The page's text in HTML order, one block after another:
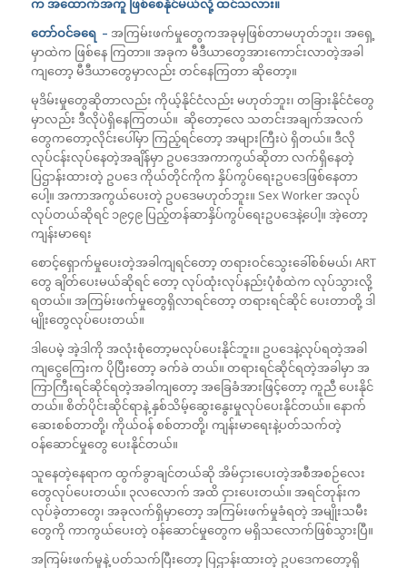
က အထောက်အကူ ဖြစ်စေနိုင်မယ်လို့ ထင်သလား။
တော်ဝင်ခရေ – အကြမ်းဖက်မှုတွေကအခုမှဖြစ်တာမဟုတ်ဘူး၊ အရှေ့
မှာထဲက ဖြစ်နေ ကြတာ။ အခုက မီဒီယာတွေအားကောင်းလာတဲ့အခါ
ကျတော့ မီဒီယာတွေမှာလည်း တင်နေကြတာ ဆိုတော့။
မုဒိမ်းမှုတွေဆိုတာလည်း ကိုယ့်နိုင်ငံလည်း မဟုတ်ဘူး၊ တခြားနိုင်ငံတွေ
မှာလည်း ဒီလိုပဲရှိနေကြတယ်။ ဆိုတော့လေ သတင်းအချက်အလက်
တွေကတော့လိုင်းပေါ်မှာ ကြည့်ရင်တော့ အများကြီးပဲ ရှိတယ်။ ဒီလို
လုပ်ငန်းလုပ်နေတဲ့အချိန်မှာ ဥပဒေအကာကွယ်ဆိုတာ လက်ရှိနေတဲ့
ပြဌာန်းထားတဲ့ ဥပဒေ ကိုယ်တိုင်ကိုက နှိပ်ကွပ်ရေးဥပဒေဖြစ်နေတာ
ပေါ့။ အကာအကွယ်ပေးတဲ့ ဥပဒေမဟုတ်ဘူး။ Sex Worker အလုပ်
လုပ်တယ်ဆိုရင် ၁၉၄၉ ပြည့်တန်ဆာနှိပ်ကွပ်ရေးဥပဒေနဲ့ပေါ့။ အဲ့တော့
ကျန်းမာရေး
စောင့်ရှောက်မှုပေးတဲ့အခါကျရင်တော့ တရားဝင်သွေးခေါ်စစ်မယ်၊ ART
တွေ ချိတ်ပေးမယ်ဆိုရင် တော့ လုပ်ထုံးလုပ်နည်းပုံစံထဲက လုပ်သွားလို့
ရတယ်။ အကြမ်းဖက်မှုတွေရှိလာရင်တော့ တရားရင်ဆိုင် ပေးတာတို့ ဒါ
မျိုးတွေလုပ်ပေးတယ်။
ဒါပေမဲ့ အဲ့ဒါကို အလုံးစုံတော့မလုပ်ပေးနိုင်ဘူး။ ဥပဒေနဲ့လုပ်ရတဲ့အခါ
ကျငွေကြေးက ပိုပြီးတော့ ခက်ခဲ တယ်။ တရားရင်ဆိုင်ရတဲ့အခါမှာ အ
ကြာကြီးရင်ဆိုင်ရတဲ့အခါကျတော့ အခြေခံအားဖြင့်တော့ ကူညီ ပေးနိုင်
တယ်။ စိတ်ပိုင်းဆိုင်ရာနဲ့ နှစ်သိမ့်ဆွေးနွေးမှုလုပ်ပေးနိုင်တယ်။ နောက်
ဆေးစစ်တာတို့၊ ကိုယ်ဝန် စစ်တာတို့၊ ကျန်းမာရေးနဲ့ပတ်သက်တဲ့
ဝန်ဆောင်မှုတွေ ပေးနိုင်တယ်။
သူနေတဲ့နေရာက ထွက်ခွာချင်တယ်ဆို အိမ်ငှားပေးတဲ့အစီအစဉ်လေး
တွေလုပ်ပေးတယ်။ ၃လလောက် အထိ ငှားပေးတယ်။ အရင်တုန်းက
လုပ်ခဲ့တာတွေ၊ အခုလက်ရှိမှာတော့ အကြမ်းဖက်မှုခံရတဲ့ အမျိုးသမီး
တွေကို ကာကွယ်ပေးတဲ့ ဝန်ဆောင်မှုတွေက မရှိသလောက်ဖြစ်သွားပြီ။
အကြမ်းဖက်မှုနဲ့ ပတ်သက်ပြီးတော့ ပြဌာန်းထားတဲ့ ဥပဒေကတော့ရှိ